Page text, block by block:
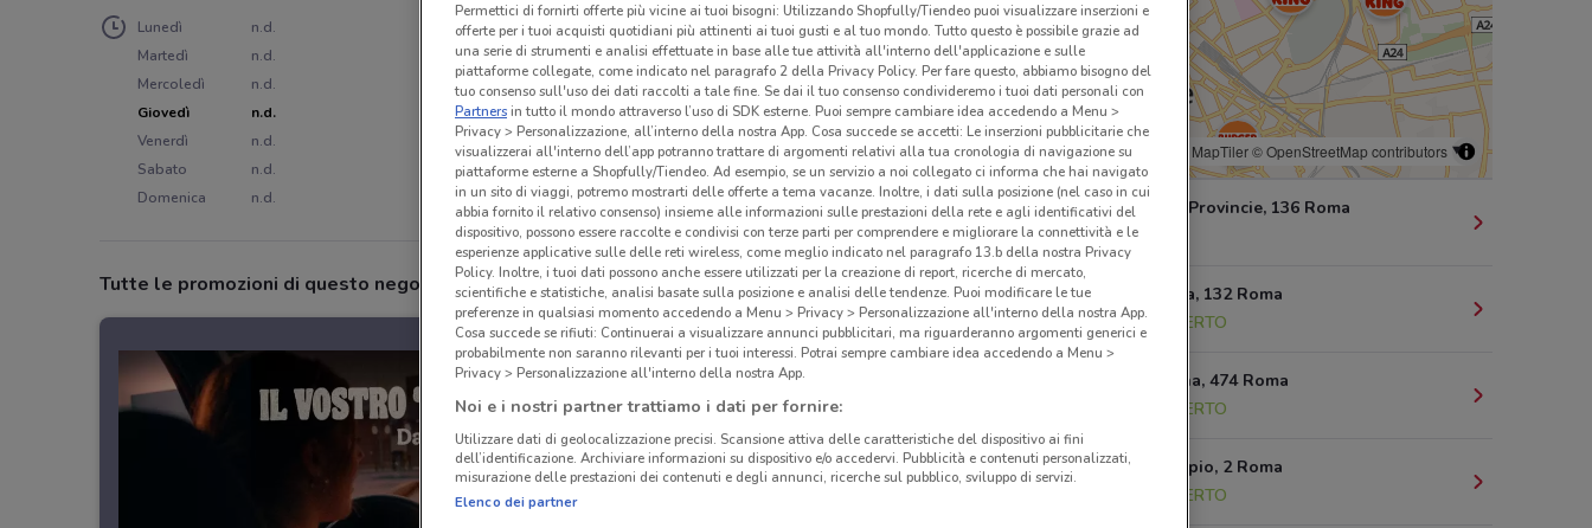
Lunedì
n.d.
Martedì
n.d.
Mercoledì
n.d.
Giovedì
n.d.
Venerdì
n.d.
Sabato
n.d.
Domenica
n.d.
Tutte le promozioni di questo negozio
© MapTiler© OpenStreetMap contributors
Viale delle Provincie, 136 Roma
679 m
Viale Eritrea, 132 Roma
1.8 km
APERTO
Via Tiburtina, 474 Roma
APERTO
Piazzale Appio, 2 Roma
APERTO
Permettici di fornirti offerte più vicine ai tuoi bisogni: Utilizzando Shopfully/Tiendeo puoi visualizzare inserzioni e
offerte per i tuoi acquisti quotidiani più attinenti ai tuoi gusti e al tuo mondo. Tutto questo è possibile grazie ad
una serie di strumenti e analisi effettuate in base alle tue attività all'interno dell'applicazione e sulle
piattaforme collegate, come indicato nel paragrafo 2 della Privacy Policy. Per fare questo, abbiamo bisogno del
tuo consenso sull'uso dei dati raccolti a tale fine. Se dai il tuo consenso condivideremo i tuoi dati personali con
Partnersin tutto il mondo attraverso l’uso di SDK esterne. Puoi sempre cambiare idea accedendo a Menu >
Privacy > Personalizzazione, all’interno della nostra App. Cosa succede se accetti: Le inserzioni pubblicitarie che
visualizzerai all'interno dell’app potranno trattare di argomenti relativi alla tua cronologia di navigazione su
piattaforme esterne a Shopfully/Tiendeo. Ad esempio, se un servizio a noi collegato ci informa che hai navigato
in un sito di viaggi, potremo mostrarti delle offerte a tema vacanze. Inoltre, i dati sulla posizione (nel caso in cui
abbia fornito il relativo consenso) insieme alle informazioni sulle prestazioni della rete e agli identificativi del
dispositivo, possono essere raccolte e condivisi con terze parti per comprendere e migliorare la connettività e le
esperienze applicative sulle delle reti wireless, come meglio indicato nel paragrafo 13.b della nostra Privacy
Policy. Inoltre, i tuoi dati possono anche essere utilizzati per la creazione di report, ricerche di mercato,
scientifiche e statistiche, analisi basate sulla posizione e analisi delle tendenze. Puoi modificare le tue
preferenze in qualsiasi momento accedendo a Menu > Privacy > Personalizzazione all'interno della nostra App.
Cosa succede se rifiuti: Continuerai a visualizzare annunci pubblicitari, ma riguarderanno argomenti generici e
probabilmente non saranno rilevanti per i tuoi interessi. Potrai sempre cambiare idea accedendo a Menu >
Privacy > Personalizzazione all'interno della nostra App.
Noi e i nostri partner trattiamo i dati per fornire:
Utilizzare dati di geolocalizzazione precisi. Scansione attiva delle caratteristiche del dispositivo ai fini
dell’identificazione. Archiviare informazioni su dispositivo e/o accedervi. Pubblicità e contenuti personalizzati,
misurazione delle prestazioni dei contenuti e degli annunci, ricerche sul pubblico, sviluppo di servizi.
Elenco dei partner